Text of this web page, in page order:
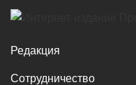
Редакция
Сотрудничество